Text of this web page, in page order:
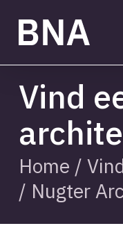
main
Vind
Home /
/ Nugter